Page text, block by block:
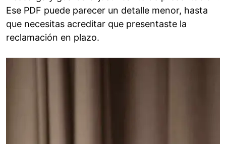
Ese PDF puede parecer un detalle menor, hasta
que necesitas acreditar que presentaste la
reclamación en plazo.